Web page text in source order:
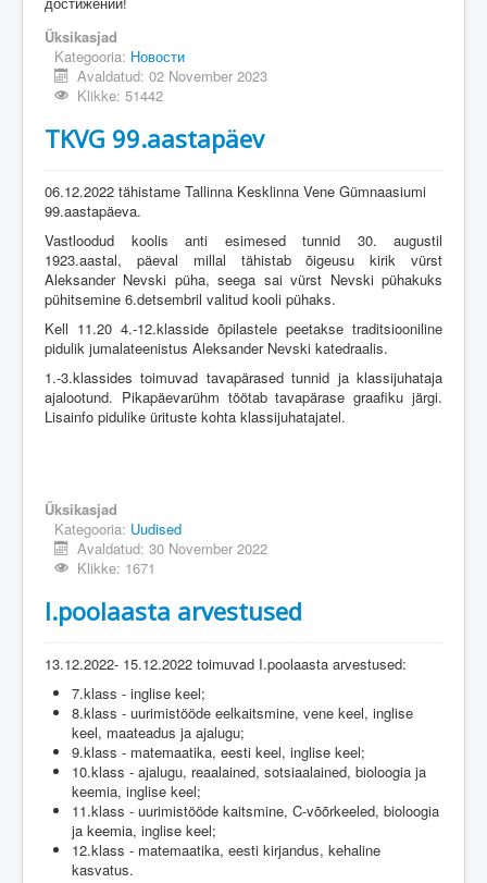
Üksikasjad
Kategooria: Новости
Avaldatud: 02 November 2023
Klikke: 51442
TKVG 99.aastapäev
06.12.2022 tähistame Tallinna Kesklinna Vene Gümnaasiumi
99.aastapäeva.
Vastloodud koolis anti esimesed tunnid 30. augustil
1923.aastal, päeval millal tähistab õigeusu kirik vürst
Aleksander Nevski püha, seega sai vürst Nevski pühakuks
pühitsemine 6.detsembril valitud kooli pühaks.
Kell 11.20 4.-12.klasside õpilastele peetakse traditsiooniline
pidulik jumalateenistus Aleksander Nevski katedraalis.
1.-3.klassides toimuvad tavapärased tunnid ja klassijuhataja
ajalootund. Pikapäevarühm töötab tavapärase graafiku järgi.
Lisainfo pidulike ürituste kohta klassijuhatajatel.
Üksikasjad
Kategooria: Uudised
Avaldatud: 30 November 2022
Klikke: 1671
I.poolaasta arvestused
13.12.2022- 15.12.2022 toimuvad I.poolaasta arvestused:
7.klass - inglise keel;
8.klass - uurimistööde eelkaitsmine, vene keel, inglise
keel, maateadus ja ajalugu;
9.klass - matemaatika, eesti keel, inglise keel;
10.klass - ajalugu, reaalained, sotsiaalained, bioloogia ja
keemia, inglise keel;
11.klass - uurimistööde kaitsmine, C-võõrkeeled, bioloogia
ja keemia, inglise keel;
12.klass - matemaatika, eesti kirjandus, kehaline
kasvatus.